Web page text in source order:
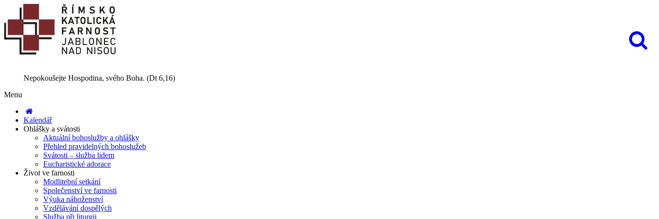
Nepokoušejte Hospodina, svého Boha. (Dt 6,16)
Menu
Kalendář
Ohlášky a svátosti
Aktuální bohoslužby a ohlášky
Přehled pravidelných bohoslužeb
Svátosti – služba lidem
Eucharistické adorace
Život ve farnosti
Modlitební setkání
Společenství ve farnosti
Výuka náboženství
Vzdělávání dospělých
Služba při liturgii